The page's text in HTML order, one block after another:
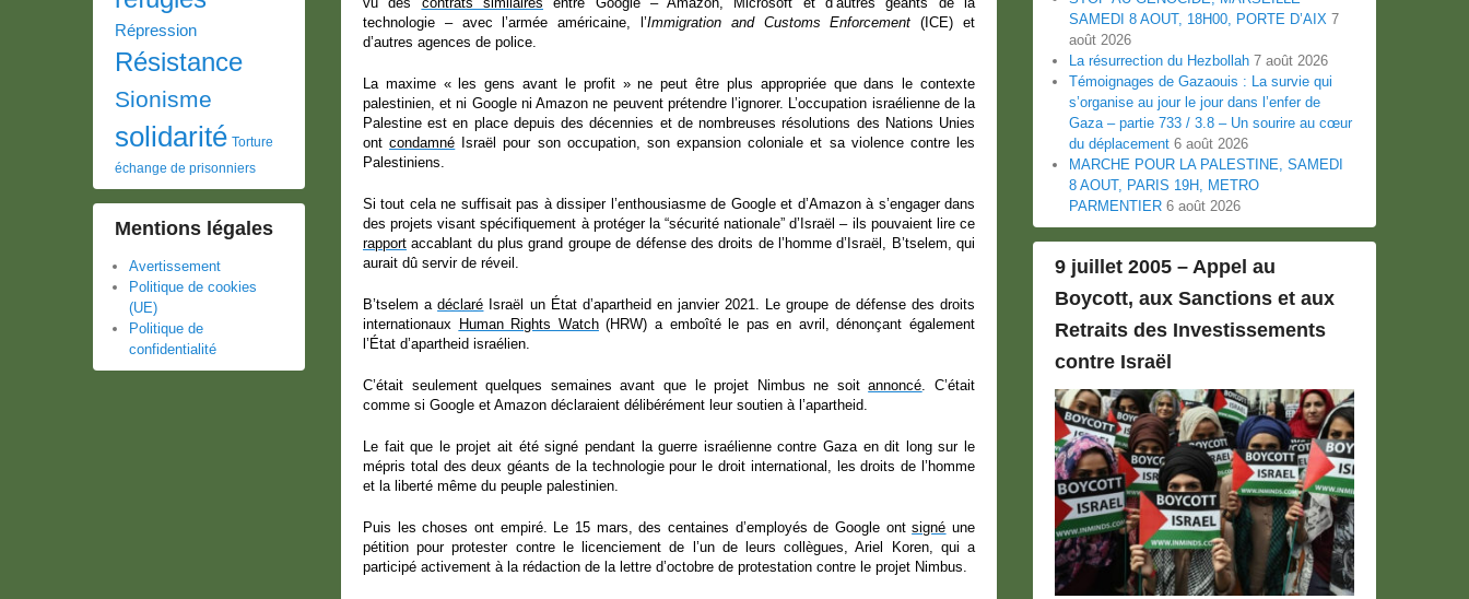
technologie – avec l’armée américaine, l’Immigration and Customs Enforcement (ICE) et
d’autres agences de police.
La maxime « les gens avant le profit » ne peut être plus appropriée que dans le contexte
palestinien, et ni Google ni Amazon ne peuvent prétendre l’ignorer. L’occupation israélienne de la
Palestine est en place depuis des décennies et de nombreuses résolutions des Nations Unies
ontcondamné Israël pour son occupation, son expansion coloniale et sa violence contre les
Palestiniens.
Si tout cela ne suffisait pas à dissiper l’enthousiasme de Google et d’Amazon à s’engager dans
des projets visant spécifiquement à protéger la “sécurité nationale” d’Israël – ils pouvaient lire ce
rapport accablant du plus grand groupe de défense des droits de l’homme d’Israël, B’tselem, qui
aurait dû servir de réveil.
B’tselem adéclaré Israël un État d’apartheid en janvier 2021. Le groupe de défense des droits
internationaux Human Rights Watch(HRW) a emboîté le pas en avril, dénonçant également
l’État d’apartheid israélien.
C’était seulement quelques semaines avant que le projet Nimbus ne soitannoncé. C’était
comme si Google et Amazon déclaraient délibérément leur soutien à l’apartheid.
Le fait que le projet ait été signé pendant la guerre israélienne contre Gaza en dit long sur le
mépris total des deux géants de la technologie pour le droit international, les droits de l’homme
et la liberté même du peuple palestinien.
Puis les choses ont empiré. Le 15 mars, des centaines d’employés de Google ontsigné une
pétition pour protester contre le licenciement de l’un de leurs collègues, Ariel Koren, qui a
participé activement à la rédaction de la lettre d’octobre de protestation contre le projet Nimbus.
SAMEDI 8 AOUT, 18H00, PORTE D’AIX 7
août 2026
La résurrection du Hezbollah 7 août 2026
Témoignages de Gazaouis : La survie qui
s’organise au jour le jour dans l’enfer de
Gaza – partie 733 / 3.8 – Un sourire au cœur
du déplacement 6 août 2026
MARCHE POUR LA PALESTINE, SAMEDI
8 AOUT, PARIS 19H, METRO
PARMENTIER 6 août 2026
9 juillet 2005 – Appel au
Boycott, aux Sanctions et aux
Retraits des Investissements
contre Israël
Répression
Résistance
Sionisme
solidarité Torture
échange de prisonniers
Mentions légales
Avertissement
Politique de cookies
(UE)
Politique de
confidentialité